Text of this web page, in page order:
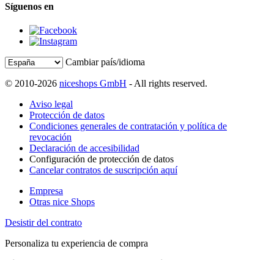
Síguenos en
Cambiar país/idioma
© 2010-2026 niceshops GmbH - All rights reserved.
Aviso legal
Protección de datos
Condiciones generales de contratación y política de
revocación
Declaración de accesibilidad
Configuración de protección de datos
Cancelar contratos de suscripción aquí
Empresa
Otras nice Shops
Desistir del contrato
Personaliza tu experiencia de compra